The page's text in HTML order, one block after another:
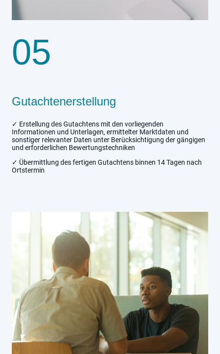
05
Gutachtenerstellung
✓ Erstellung des Gutachtens mit den vorliegenden
Informationen und Unterlagen, ermittelter Marktdaten und
sonstiger relevanter Daten unter Berücksichtigung der gängigen
und erforderlichen Bewertungstechniken
✓ Übermittlung des fertigen Gutachtens binnen 14 Tagen nach
Ortstermin